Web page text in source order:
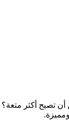
أكثر متعة؟